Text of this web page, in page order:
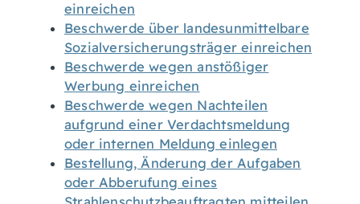
einreichen
Beschwerde über landesunmittelbare
Sozialversicherungsträger einreichen
Beschwerde wegen anstößiger
Werbung einreichen
Beschwerde wegen Nachteilen
aufgrund einer Verdachtsmeldung
oder internen Meldung einlegen
Bestellung, Änderung der Aufgaben
oder Abberufung eines